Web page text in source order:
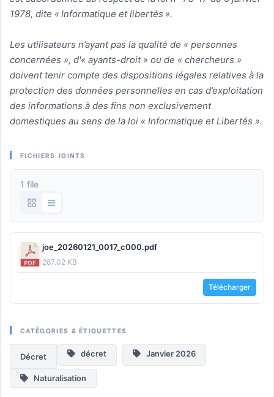
1978, dite « Informatique et libertés ».
Les utilisateurs n’ayant pas la qualité de « personnes
concernées », d'« ayants-droit » ou de « chercheurs »
doivent tenir compte des dispositions légales relatives à la
protection des données personnelles en cas d’exploitation
des informations à des fins non exclusivement
domestiques au sens de la loi « Informatique et Libertés ».
FICHIERS JOINTS
1 file
joe_20260121_0017_c000.pdf
287.02 KB
Télécharger
CATÉGORIES & ÉTIQUETTES
Décret décret Janvier 2026
Naturalisation